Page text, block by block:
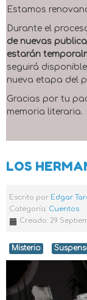
Estamos
Durante el
de nuevas
estarán
seguirá
nueva etapa del
Gracias por tu
memoria literaria.
LOS
Escrito por Edgar
Categoría: Cuentos
Creado: 29
Misterio